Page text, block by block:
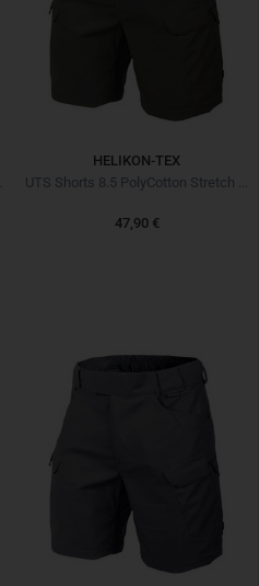
HELIKON-TEX
UTS Shorts 8.5 PolyCotton Stretch Ripstop Taiga
47,90 €